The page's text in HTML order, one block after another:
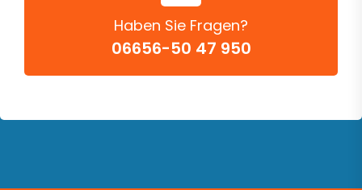
Haben Sie Fragen?
06656-50 47 950